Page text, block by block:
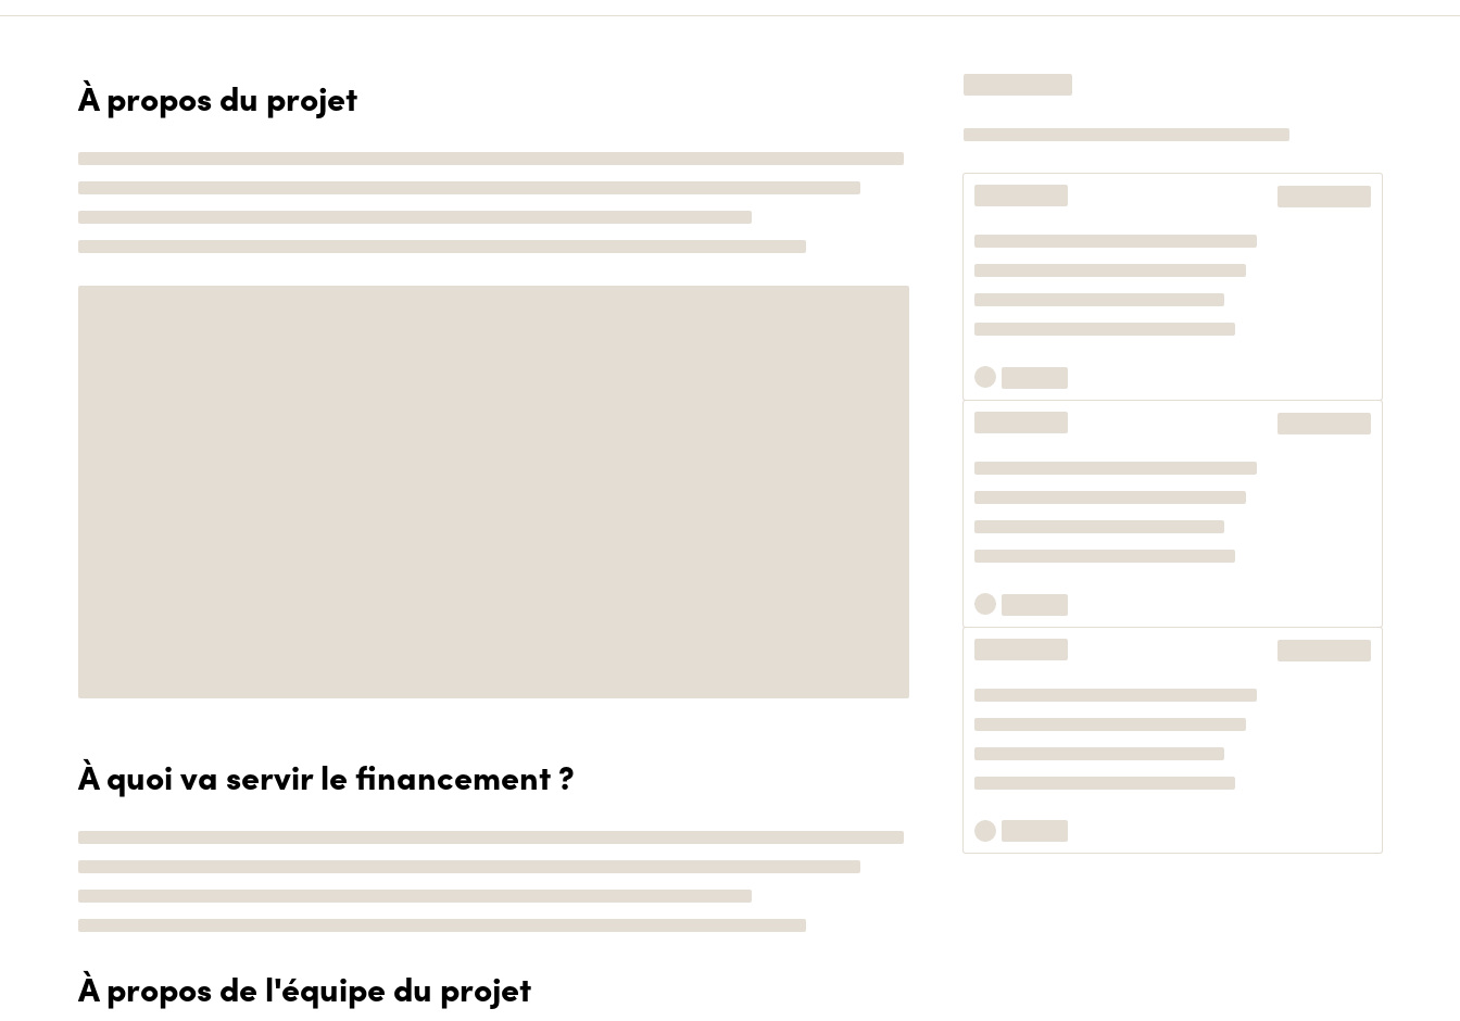
À propos du projet
À quoi va servir le financement ?
À propos de l'équipe du projet